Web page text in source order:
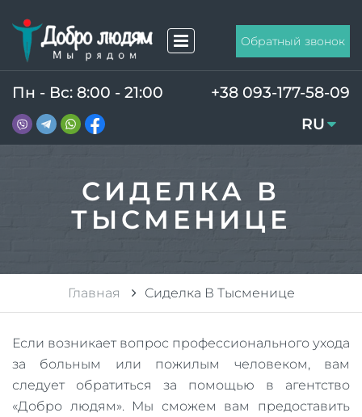
Обратный звонок
Пн - Вс: 8:00 - 21:00
+38 093-177-58-09
RU
UA
СИДЕЛКА В
ТЫСМЕНИЦЕ
Главная Сиделка В Тысменице
Если возникает вопрос профессионального ухода
за больным или пожилым человеком, вам
следует обратиться за помощью в агентство
«Добро людям». Мы сможем вам предоставить